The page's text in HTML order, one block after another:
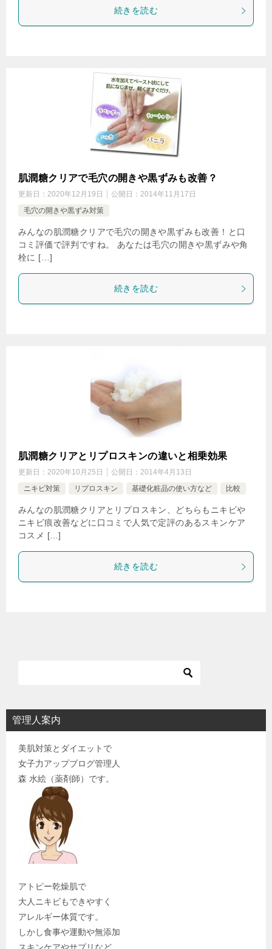
続きを読む
肌潤糖クリアで毛穴の開きや黒ずみも改善？
更新日： 2020年12月19日 公開日： 2014年11月17日
毛穴の開きや黒ずみ対策
みんなの肌潤糖クリアで毛穴の開きや黒ずみも改善！と口
コミ評価で評判ですね。 あなたは毛穴の開きや黒ずみや角
栓に […]
続きを読む
肌潤糖クリアとリプロスキンの違いと相乗効果
更新日： 2020年10月25日 公開日： 2014年4月13日
ニキビ対策
リプロスキン 基礎化粧品の使い方など 比較
みんなの肌潤糖クリアとリプロスキン、どちらもニキビや
ニキビ痕改善などに口コミで人気で定評のあるスキンケア
コスメ […]
続きを読む
管理人案内
美肌対策とダイエットで
女子力アップブログ管理人
森 水絵（薬剤師）です。
アトピー乾燥肌で
大人ニキビもできやすく
アレルギー体質です。
しかし食事や運動や無添加